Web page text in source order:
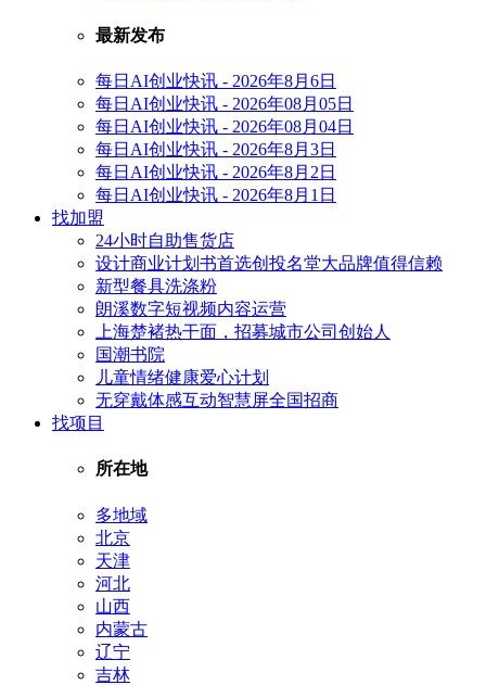
最新发布
每日AI创业快讯 - 2026年8月6日
每日AI创业快讯 - 2026年08月05日
每日AI创业快讯 - 2026年08月04日
每日AI创业快讯 - 2026年8月3日
每日AI创业快讯 - 2026年8月2日
每日AI创业快讯 - 2026年8月1日
找加盟
24小时自助售货店
设计商业计划书首选创投名堂大品牌值得信赖
新型餐具洗涤粉
朗溪数字短视频内容运营
上海楚褚热干面，招募城市公司创始人
国潮书院
儿童情绪健康爱心计划
无穿戴体感互动智慧屏全国招商
找项目
所在地
多地域
北京
天津
河北
山西
内蒙古
辽宁
吉林